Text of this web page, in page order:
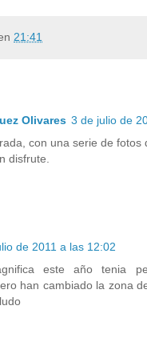
21:41
Olivares 3 de julio de
con una serie de fotos
disfrute.
de 2011 a las 12:02
este año tenia
han cambiado la zona